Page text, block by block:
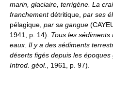
marin, glaciaire, terrigène. La
franchementdétritique, par ses
pélagique, par sa gangue
1941, p. 14). Tous les
eaux. Il y a des sédiments
déserts figés depuis les époques
Introd. géol.
, 1961, p. 97).